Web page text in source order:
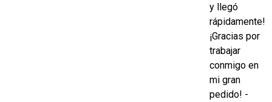
y llegó
rápidamente!
¡Gracias por
trabajar
conmigo en
mi gran
pedido! -